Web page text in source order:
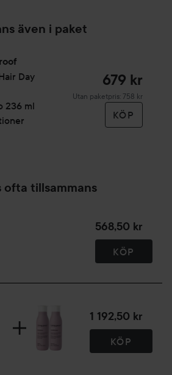
även i paket
Day
236 ml
679 kr
Utan paketpris: 758 kr
KÖP
ofta tillsammans
568,50 kr
KÖP
1 192,50 kr
KÖP